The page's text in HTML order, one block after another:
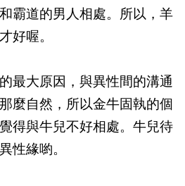
霸道的男人相處。所以，羊
好喔。
最大原因，與異性間的溝通
麼自然，所以金牛固執的個
得與牛兒不好相處。牛兒待
性緣喲。